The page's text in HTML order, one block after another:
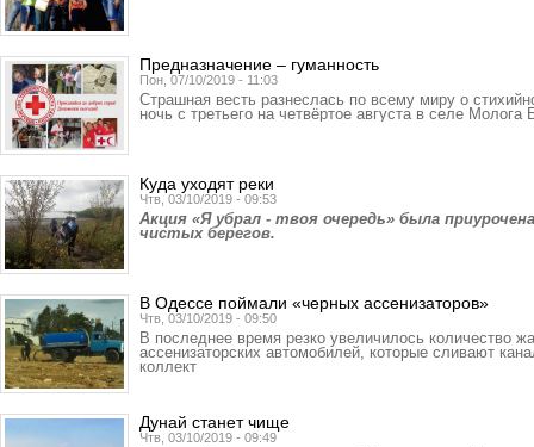
Предназначение – гуманность
Пон, 07/10/2019 - 11:03
Страшная весть разнеслась по всему миру о
ночь с третьего на четвёртое августа в селе Молога
Куда уходят реки
Чтв, 03/10/2019 - 09:53
Акция «Я убрал - твоя очередь» была
чистых берегов.
В Одессе поймали «черных ассенизаторов»
Чтв, 03/10/2019 - 09:50
В последнее время резко увеличилось количество
ассенизаторских автомобилей, которые сливают
коллект
Дунай станет чище
Чтв, 03/10/2019 - 09:49